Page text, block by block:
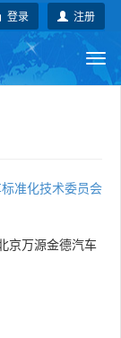
注册
登录
准化技术委员会
京万源金德汽车